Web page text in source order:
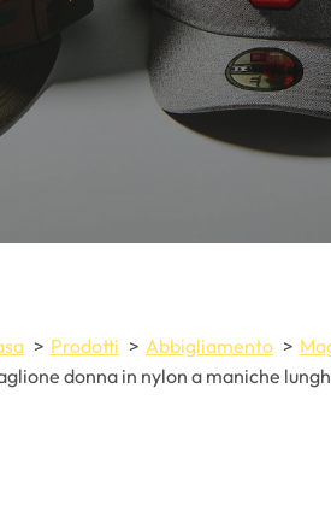
Prodotti Abbigliamento
donna in nylon a maniche